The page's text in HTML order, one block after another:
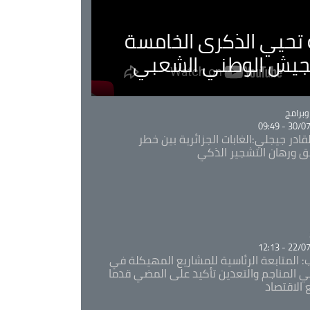
تحيي الذكرى الخامسة
الوطني الشعبي
30/07/
جيجلي:الغابات الجزائرية بين خطر
ورهان التشجير الذكي
22/07/
المتابعة الرئاسية للمشاريع المهيكلة في
المناجم والتعدين تأكيد على المضي قدما
الاقتصاد